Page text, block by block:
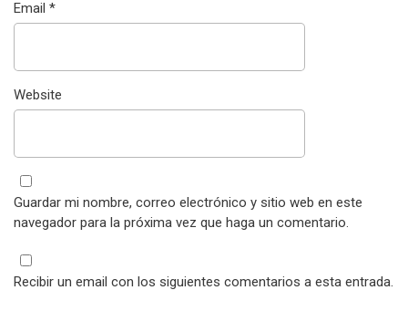
Email *
Website
Guardar mi nombre, correo electrónico y sitio web en este
navegador para la próxima vez que haga un comentario.
Recibir un email con los siguientes comentarios a esta entrada.